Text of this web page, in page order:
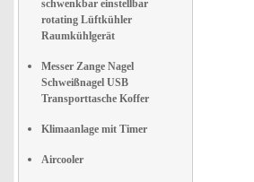
schwenkbar einstellbar
rotating Lüftkühler
Raumkühlgerät
Messer Zange Nagel
Schweißnagel USB
Transporttasche Koffer
Klimaanlage mit Timer
Aircooler